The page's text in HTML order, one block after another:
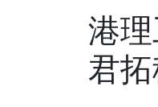
港
君